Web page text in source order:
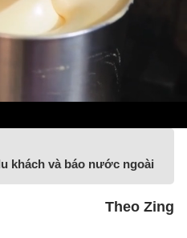
khách và báo nước ngoài
Theo Zing